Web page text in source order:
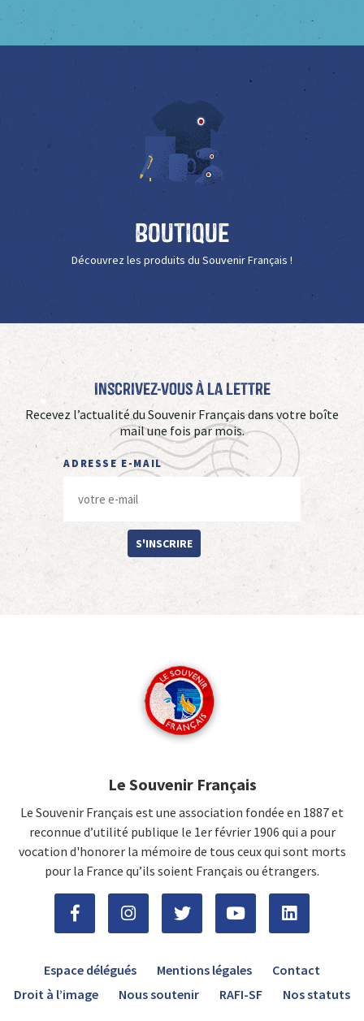
Boutique
Découvrez les produits du Souvenir Français !
Inscrivez-vous à La Lettre
Recevez l’actualité du Souvenir Français dans votre boîte
mail une fois par mois.
ADRESSE E-MAIL
S'INSCRIRE
Le Souvenir Français
Le Souvenir Français est une association fondée en 1887 et
reconnue d’utilité publique le 1er février 1906 qui a pour
vocation d'honorer la mémoire de tous ceux qui sont morts
pour la France qu’ils soient Français ou étrangers.
Espace délégués Mentions légales
Contact
Droit à l’image
Nous soutenir RAFI-SF Nos statuts